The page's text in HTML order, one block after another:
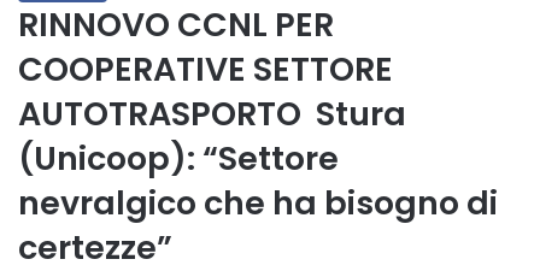
RINNOVO CCNL PER
COOPERATIVE SETTORE
AUTOTRASPORTO Stura
(Unicoop): “Settore
nevralgico che ha bisogno di
certezze”